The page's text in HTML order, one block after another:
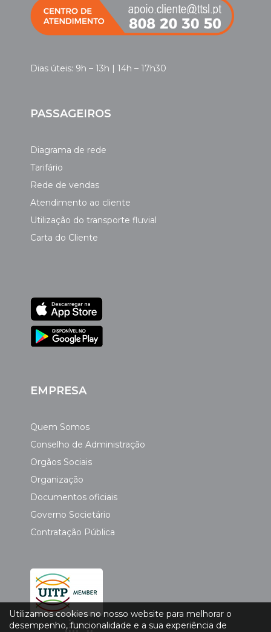
Dias úteis: 9h – 13h | 14h – 17h30
PASSAGEIROS
Diagrama de rede
Tarifário
Rede de vendas
Atendimento ao cliente
Utilização do transporte fluvial
Carta do Cliente
EMPRESA
Quem Somos
Conselho de Administração
Orgãos Sociais
Organização
Documentos oficiais
Governo Societário
Contratação Pública
Utilizamos cookies no nosso website para melhorar o
desempenho, funcionalidade e a sua experiência de